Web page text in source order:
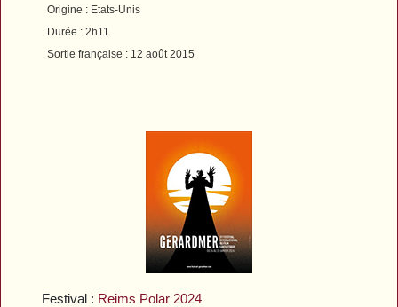
Festival : Reims Polar 2024
Origine : Etats-Unis
Durée : 2h11
Sortie française : 12 août 2015